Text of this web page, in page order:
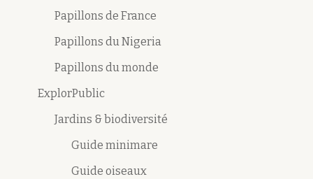
Papillons de France
Papillons du Nigeria
Papillons du monde
ExplorPublic
Jardins & biodiversité
Guide minimare
Guide oiseaux